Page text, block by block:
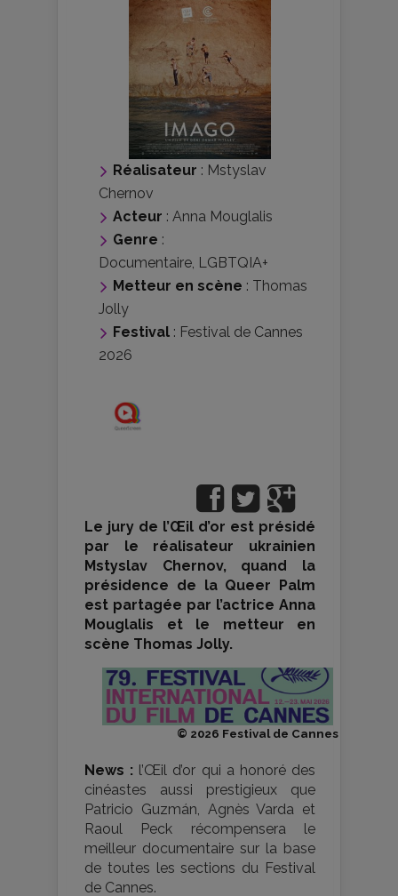
Réalisateur : Mstyslav
Chernov
Acteur : Anna Mouglalis
Genre :
Documentaire, LGBTQIA+
Metteur en scène : Thomas
Jolly
Festival : Festival de Cannes
2026
Le jury de l’Œil d’or est présidé
par le réalisateur ukrainien
Mstyslav Chernov, quand la
présidence de la Queer Palm
est partagée par l’actrice Anna
Mouglalis et le metteur en
scène Thomas Jolly.
© 2026 Festival de Cannes
News : l’Œil d’or qui a honoré des
cinéastes aussi prestigieux que
Patricio Guzmán, Agnès Varda et
Raoul Peck récompensera le
meilleur documentaire sur la base
de toutes les sections du Festival
de Cannes.